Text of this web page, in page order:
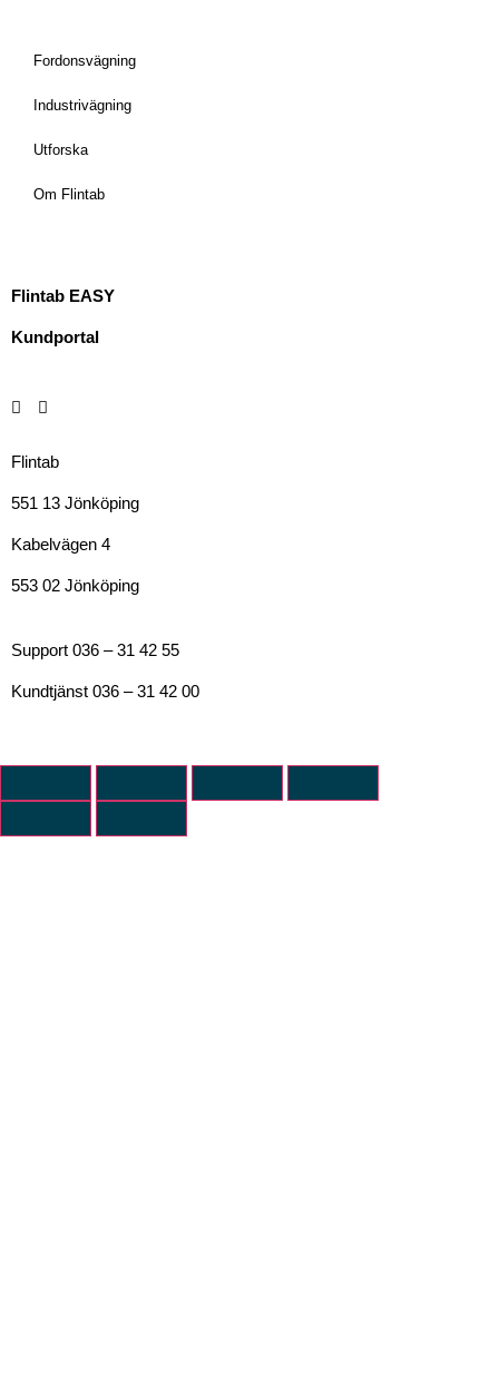
Fordonsvägning
Industrivägning
Utforska
Om Flintab
Flintab EASY
Kundportal
Flintab
551 13 Jönköping
Kabelvägen 4
553 02 Jönköping
Support 036 – 31 42 55
Kundtjänst 036 – 31 42 00